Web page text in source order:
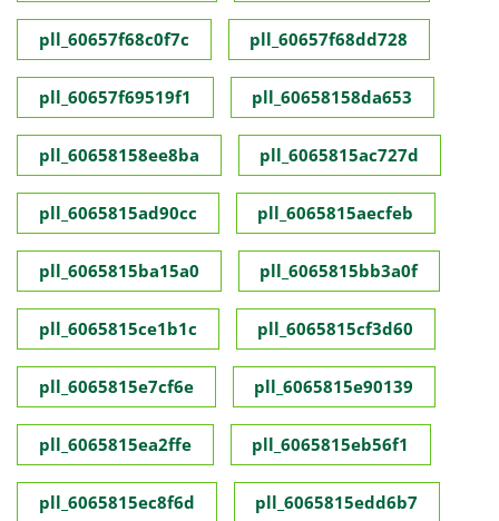
pll_60657f68c0f7c pll_60657f68dd728
pll_60657f69519f1 pll_60658158da653
pll_60658158ee8ba pll_6065815ac727d
pll_6065815ad90cc pll_6065815aecfeb
pll_6065815ba15a0 pll_6065815bb3a0f
pll_6065815ce1b1c pll_6065815cf3d60
pll_6065815e7cf6e pll_6065815e90139
pll_6065815ea2ffe pll_6065815eb56f1
pll_6065815ec8f6d pll_6065815edd6b7